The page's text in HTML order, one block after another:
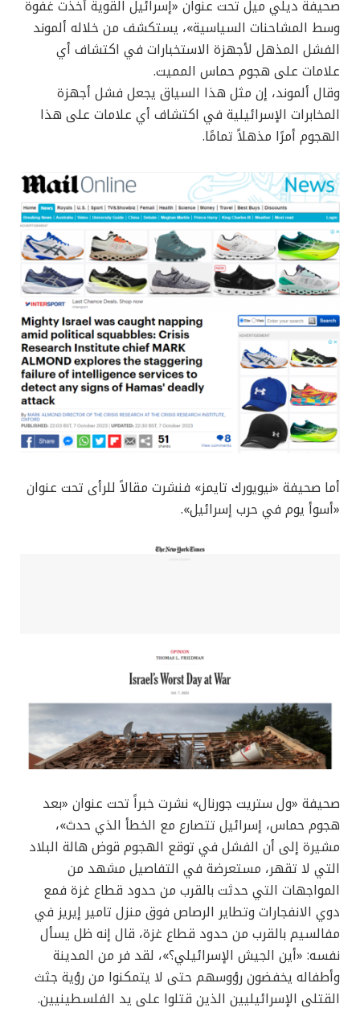
صحيفة ديلي ميل تحت عنوان «إسرائيل القوية أخذت غفوة
وسط المشاحنات السياسية»، يستكشف من خلاله ألموند
الفشل المذهل لأجهزة الاستخبارات في اكتشاف أي
علامات على هجوم حماس المميت.
وقال ألموند، إن مثل هذا السياق يجعل فشل أجهزة
المخابرات الإسرائيلية في اكتشاف أي علامات على هذا
الهجوم أمرًا مذهلاً تمامًا.
أما صحيفة «نيويورك تايمز» فنشرت مقالاً للرأى تحت عنوان
«أسوأ يوم في حرب إسرائيل».
صحيفة «ول ستريت جورنال» نشرت خبراً تحت عنوان «بعد
هجوم حماس، إسرائيل تتصارع مع الخطأ الذي حدث»،
مشيرة إلى أن الفشل في توقع الهجوم قوض هالة البلاد
التي لا تقهر، مستعرضة في التفاصيل مشهد من
المواجهات التي حدثت بالقرب من حدود قطاع غزة فمع
دوي الانفجارات وتطاير الرصاص فوق منزل تامير إيريز في
مفالسيم بالقرب من حدود قطاع غزة، قال إنه ظل يسأل
نفسه: «أين الجيش الإسرائيلي؟»، لقد فر من المدينة
وأطفاله يخفضون رؤوسهم حتى لا يتمكنوا من رؤية جثث
القتلى الإسرائيليين الذين قتلوا على يد الفلسطينيين.